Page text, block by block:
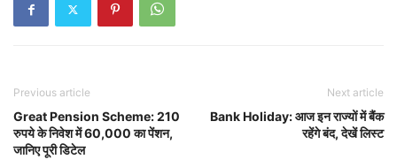
Previous article
Great Pension Scheme: 210
रुपये के निवेश में 60,000 का पेंशन,
जानिए पूरी डिटेल
Next article
Bank Holiday: आज इन राज्यों में बैंक
रहेंगे बंद, देखें लिस्ट